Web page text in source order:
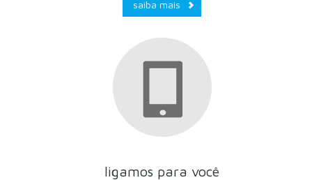
saiba mais
ligamos para você